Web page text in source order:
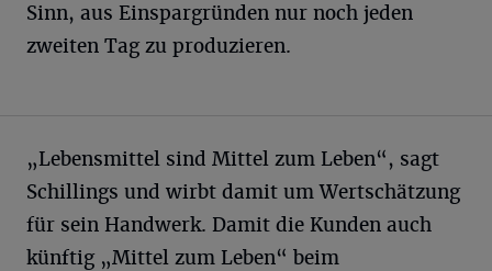
Sinn, aus Einspargründen nur noch jeden
zweiten Tag zu produzieren.
„Lebensmittel sind Mittel zum Leben“, sagt
Schillings und wirbt damit um Wertschätzung
für sein Handwerk. Damit die Kunden auch
künftig „Mittel zum Leben“ beim